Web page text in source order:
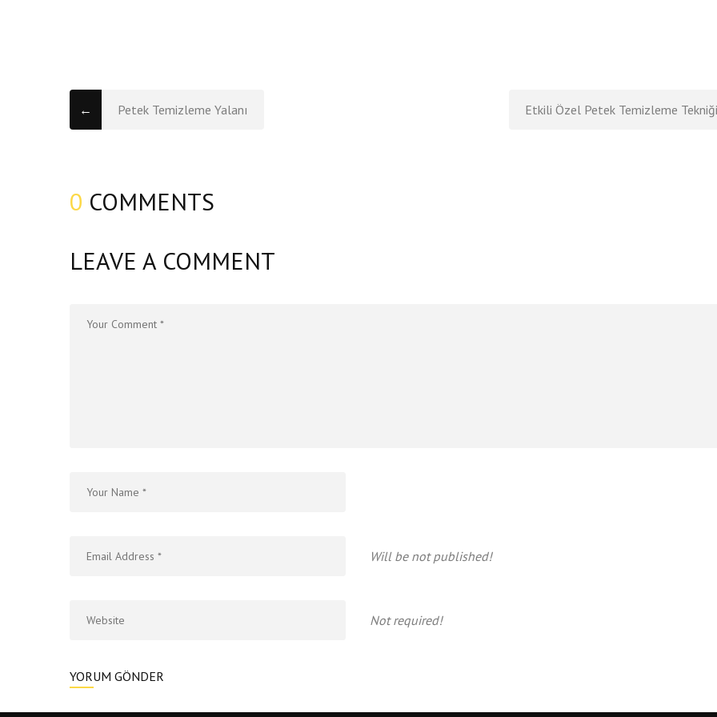
← Petek Temizleme Yalanı Etkili Özel Petek Temizleme Tekniği
0 COMMENTS
LEAVE A COMMENT
Will be not published!
Not required!